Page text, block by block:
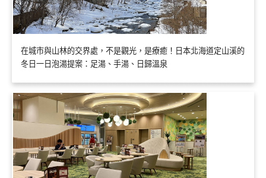
在城市與山林的交界處，不是觀光，是療癒！日本北海道定山溪的
冬日一日泡湯提案：足湯、手湯、日歸溫泉